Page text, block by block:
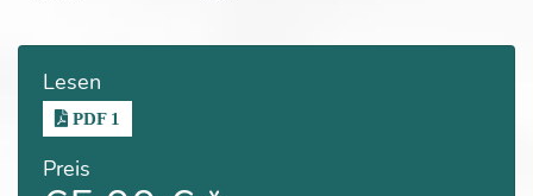
Lesen
PDF 1
Preis